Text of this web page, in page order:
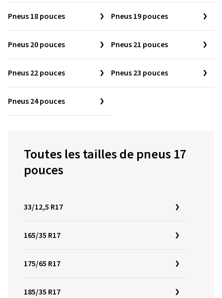
Pneus 18 pouces Pneus 19 pouces
Pneus 20 pouces Pneus 21 pouces
Pneus 22 pouces Pneus 23 pouces
Pneus 24 pouces
Toutes les tailles de pneus 17
pouces
33/12,5 R17
165/35 R17
175/65 R17
185/35 R17